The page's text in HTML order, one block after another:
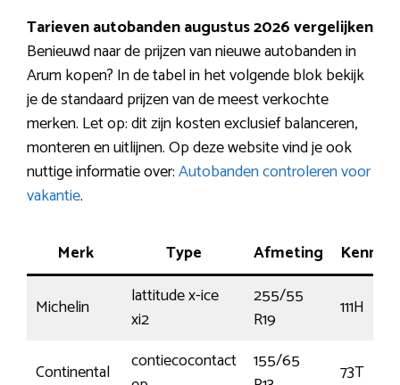
Tarieven autobanden augustus 2026 vergelijken
Benieuwd naar de prijzen van nieuwe autobanden in
Arum kopen? In de tabel in het volgende blok bekijk
je de standaard prijzen van de meest verkochte
merken. Let op: dit zijn kosten exclusief balanceren,
monteren en uitlijnen. Op deze website vind je ook
nuttige informatie over:Autobanden controleren voor
vakantie.
Merk Type Afmeting
Michelin
lattitude x-ice
xi2
255/55
R19
111H
Continental
contiecocontact
155/65
73T